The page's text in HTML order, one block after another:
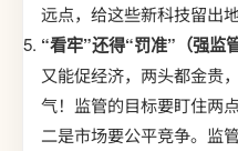
远点，给这些新科技留出
“看牢”还得“罚准”（强监
又能促经济，两头都金贵
气！监管的目标要盯住两
二是市场要公平竞争。监